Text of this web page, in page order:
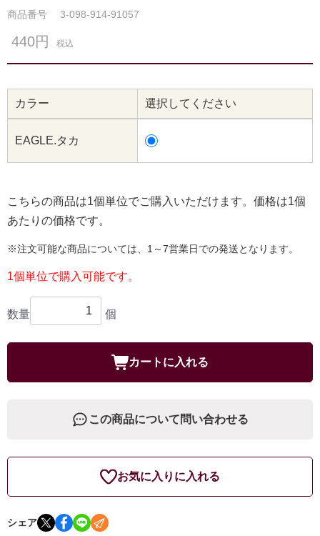
商品番号 3-098-914-91057
440円 税込
カラー 選択してください
EAGLE.タカ
こちらの商品は1個単位でご購入いただけます。価格は1個
あたりの価格です。
※注文可能な商品については、1～7営業日での発送となります。
1個単位で購入可能です。
数量 個
カートに入れる
この商品について問い合わせる
お気に入りに入れる
シェア